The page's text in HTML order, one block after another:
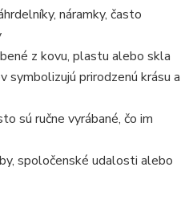
náramky, často
z kovu, plastu alebo skla
symbolizujú prirodzenú krásu a
sú ručne vyrábané, čo im
spoločenské udalosti alebo